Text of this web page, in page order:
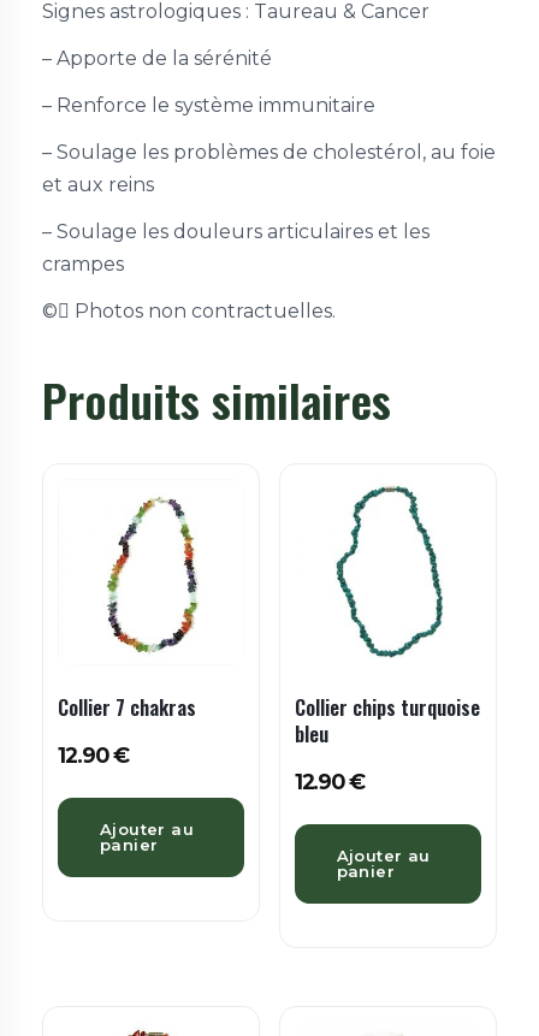
Signes astrologiques : Taureau & Cancer
– Apporte de la sérénité
– Renforce le système immunitaire
– Soulage les problèmes de cholestérol, au foie
et aux reins
– Soulage les douleurs articulaires et les
crampes
© Photos non contractuelles.
Produits similaires
Collier 7 chakras
12.90€
Ajouter au
panier
Collier chips turquoise
bleu
12.90€
Ajouter au
panier